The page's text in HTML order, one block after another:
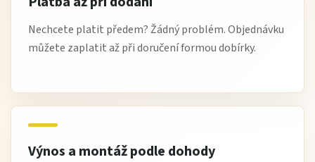
Nechcete platit předem? Žádný problém. Objednávku
můžete zaplatit až při doručení formou dobírky.
Výnos a montáž podle dohody